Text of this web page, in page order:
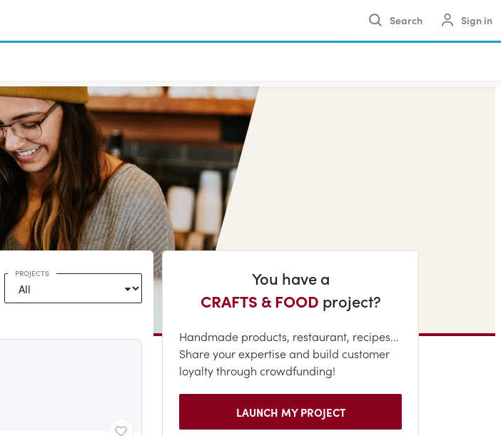
Sign in
PROJECTS You have a
CRAFTS & FOOD project?
Handmade products, restaurant, recipes...
Share your expertise and build customer
loyalty through crowdfunding!
LAUNCH MY PROJECT